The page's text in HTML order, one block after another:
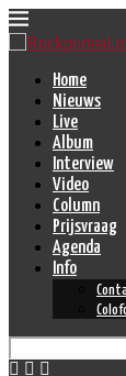
Home
Nieuws
Live
Album
Interview
Video
Column
Prijsvraag
Agenda
Info